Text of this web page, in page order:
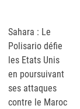
Sahara : Le
Polisario défie
les Etats Unis
en poursuivant
ses attaques
contre le Maroc